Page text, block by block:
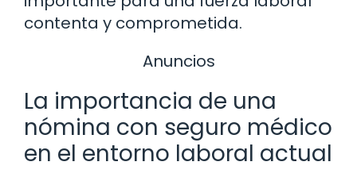
contenta y comprometida.
Anuncios
La importancia de una
nómina con seguro médico
en el entorno laboral actual